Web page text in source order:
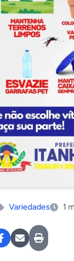
Variedades
1